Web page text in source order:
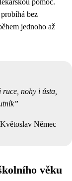
pomoc.
bez
jednoho až
nohy i ústa,
Květoslav Němec
věku